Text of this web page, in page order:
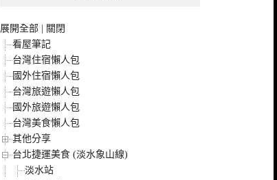
展開全部
關閉
看屋筆記
台灣住宿懶人包
國外住宿懶人包
台灣旅遊懶人包
國外旅遊懶人包
台灣美食懶人包
其他分享
台北捷運美食 (淡水象山線)
淡水站